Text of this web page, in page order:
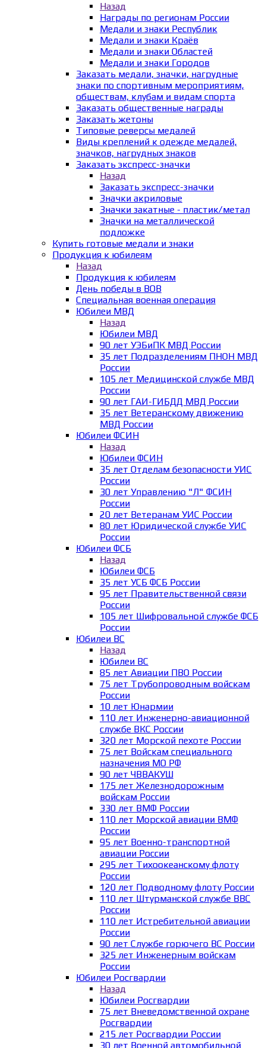
Назад
Награды по регионам России
Медали и знаки Республик
Медали и знаки Краёв
Медали и знаки Областей
Медали и знаки Городов
Заказать медали, значки, нагрудные
знаки по спортивным мероприятиям,
обществам, клубам и видам спорта
Заказать общественные награды
Заказать жетоны
Типовые реверсы медалей
Виды креплений к одежде медалей,
значков, нагрудных знаков
Заказать экспресс-значки
Назад
Заказать экспресс-значки
Значки акриловые
Значки закатные - пластик/метал
Значки на металлической
подложке
Купить готовые медали и знаки
Продукция к юбилеям
Назад
Продукция к юбилеям
День победы в ВОВ
Специальная военная операция
Юбилеи МВД
Назад
Юбилеи МВД
90 лет УЭБиПК МВД России
35 лет Подразделениям ПНОН МВД
России
105 лет Медицинской службе МВД
России
90 лет ГАИ-ГИБДД МВД России
35 лет Ветеранскому движению
МВД России
Юбилеи ФСИН
Назад
Юбилеи ФСИН
35 лет Отделам безопасности УИС
России
30 лет Управлению "Л" ФСИН
России
20 лет Ветеранам УИС России
80 лет Юридической службе УИС
России
Юбилеи ФСБ
Назад
Юбилеи ФСБ
35 лет УСБ ФСБ России
95 лет Правительственной связи
России
105 лет Шифровальной службе ФСБ
России
Юбилеи ВС
Назад
Юбилеи ВС
85 лет Авиации ПВО России
75 лет Трубопроводным войскам
России
10 лет Юнармии
110 лет Инженерно-авиационной
службе ВКС России
320 лет Морской пехоте России
75 лет Войскам специального
назначения МО РФ
90 лет ЧВВАКУШ
175 лет Железнодорожным
войскам России
330 лет ВМФ России
110 лет Морской авиации ВМФ
России
95 лет Военно-транспортной
авиации России
295 лет Тихоокеанскому флоту
России
120 лет Подводному флоту России
110 лет Штурманской службе ВВС
России
110 лет Истребительной авиации
России
90 лет Службе горючего ВС России
325 лет Инженерным войскам
России
Юбилеи Росгвардии
Назад
Юбилеи Росгвардии
75 лет Вневедомственной охране
Росгвардии
215 лет Росгвардии России
30 лет Военной автомобильной